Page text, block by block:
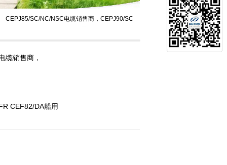
SC/NC/NSC电缆销售商，CEPJ90/SC
缆销售商，
CEF82/DA船用